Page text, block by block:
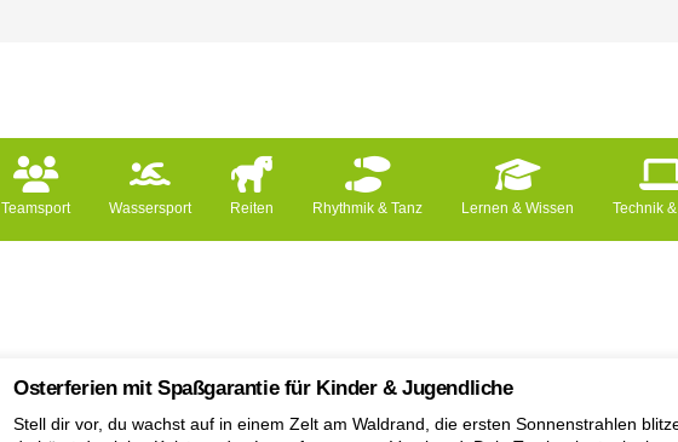
Teamsport Wassersport Reiten Rhythmik & Tanz Lernen & Wissen Technik
Osterferien mit Spaßgarantie für Kinder & Jugendliche
Stell dir vor, du wachst auf in einem Zelt am Waldrand, die ersten Sonnenstrahlen